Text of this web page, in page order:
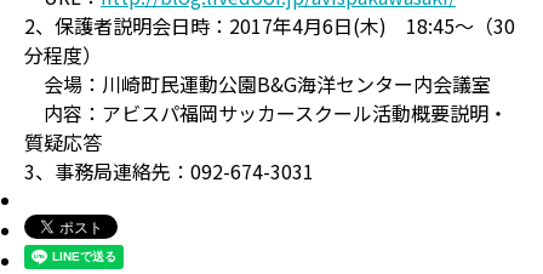
2、保護者説明会日時：2017年4月6日(木) 18:45～（30
分程度）
会場：川崎町民運動公園B&G海洋センター内会議室
内容：アビスパ福岡サッカースクール活動概要説明・
質疑応答
3、事務局連絡先：092-674-3031